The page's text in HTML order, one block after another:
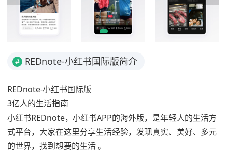
# REDnote-小红书国际版简介
REDnote-小红书国际版
3亿人的生活指南
小红书REDnote，小红书APP的海外版，是年轻人的生活方
式平台，大家在这里分享生活经验，发现真实、美好、多元
的世界，找到想要的生活 。